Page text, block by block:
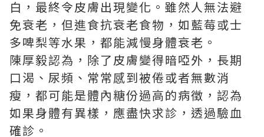
白，最終令皮膚出現變化。雖然人無法避
免衰老，但進食抗衰老食物，如藍莓或士
多啤梨等水果，都能減慢身體衰老。
陳厚毅認為，除了皮膚變得暗啞外，長期
口渴、尿頻、常常感到被倦或者無數消
瘦，都可能是體內糖份過高的病徵，認為
如果身體有異樣，應盡快求診，透過驗血
確診。